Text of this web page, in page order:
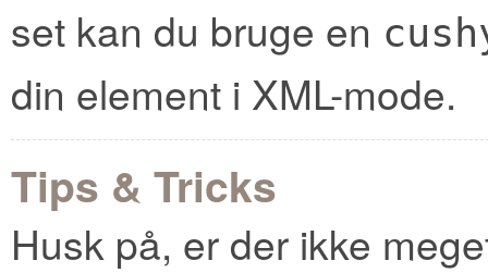
set kan du bruge en
din element i XML-mode.
Tips & Tricks
Husk på, er der ikke